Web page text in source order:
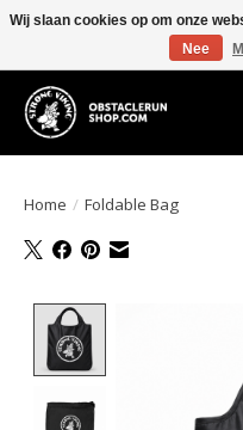
All the gear you need for your
Home / Foldable Bag
Wij slaan cookies op om onze
Nee